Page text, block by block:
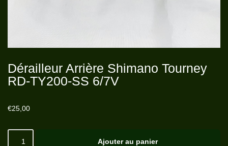
Dérailleur Arrière Shimano Tourney
RD-TY200-SS 6/7V
€25,00
Ajouter au panier